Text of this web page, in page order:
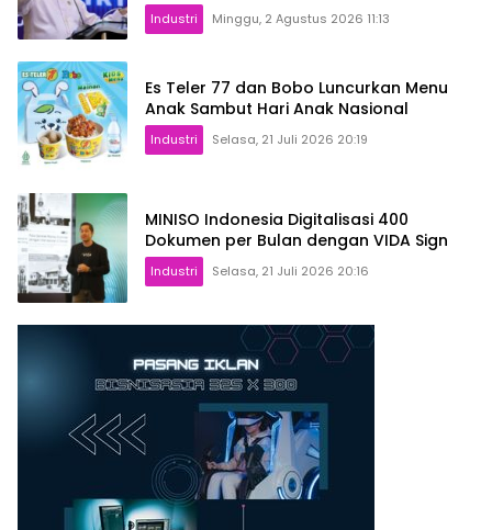
Industri Minggu, 2 Agustus 2026 11:13
Es Teler 77 dan Bobo Luncurkan Menu
Anak Sambut Hari Anak Nasional
Industri Selasa, 21 Juli 2026 20:19
MINISO Indonesia Digitalisasi 400
Dokumen per Bulan dengan VIDA Sign
Industri Selasa, 21 Juli 2026 20:16